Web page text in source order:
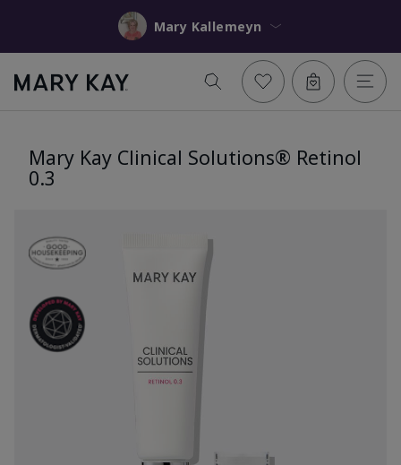
Mary Kallemeyn
Mary Kay Clinical Solutions® Retinol
0.3